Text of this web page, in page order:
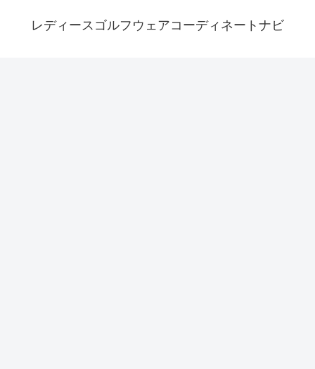
レディースゴルフウェアコーディネートナビ